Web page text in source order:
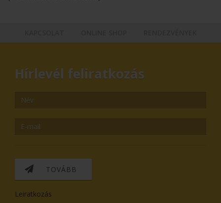
Hírlevél feliratkozás
TOVÁBB
Leiratkozás